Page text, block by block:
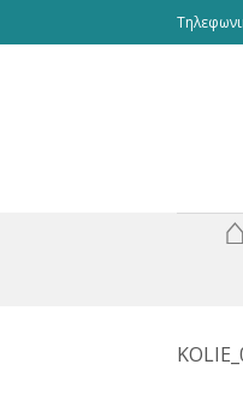
to